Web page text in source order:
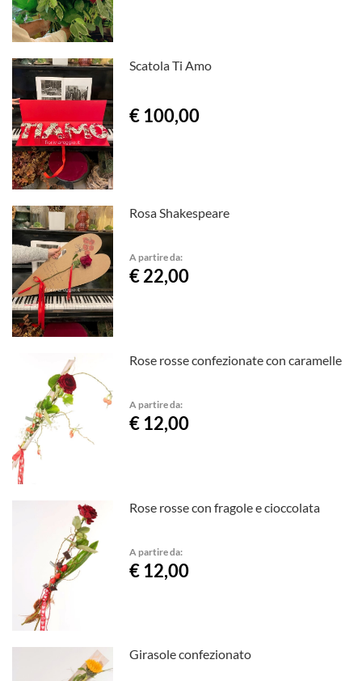
Scatola Ti Amo
€ 100,00
Rosa Shakespeare
A partire da:
€ 22,00
Rose rosse confezionate con caramelle
A partire da:
€ 12,00
Rose rosse con fragole e cioccolata
A partire da:
€ 12,00
Girasole confezionato